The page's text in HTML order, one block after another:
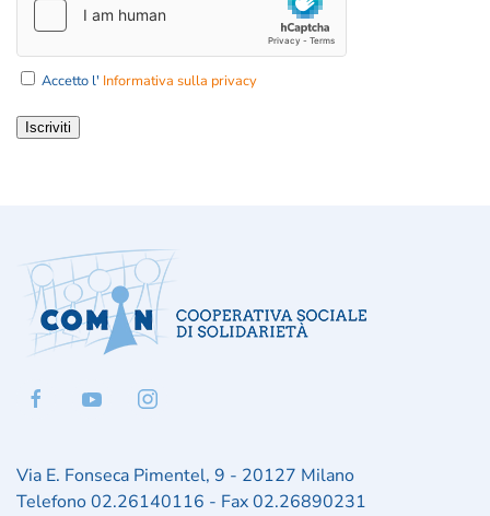
Accetto l' Informativa sulla privacy
Iscriviti
Via E. Fonseca Pimentel, 9 - 20127 Milano
Telefono 02.26140116 - Fax 02.26890231